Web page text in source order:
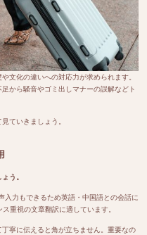
文化の違いへの対応力が求められます。
から騒音やゴミ出しマナーの誤解などト
ていきましょう。
う。
力もできるため英語・中国語との会話に
重視の文章翻訳に適しています。
寧に伝えると角が立ちません。重要なの